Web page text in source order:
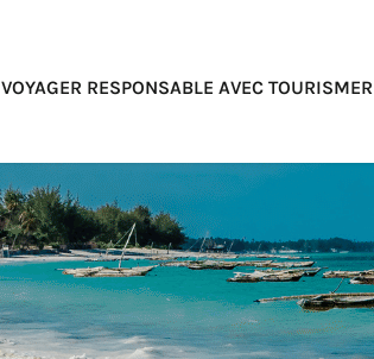
VOYAGER RESPONSABLE AVEC TOURISMER